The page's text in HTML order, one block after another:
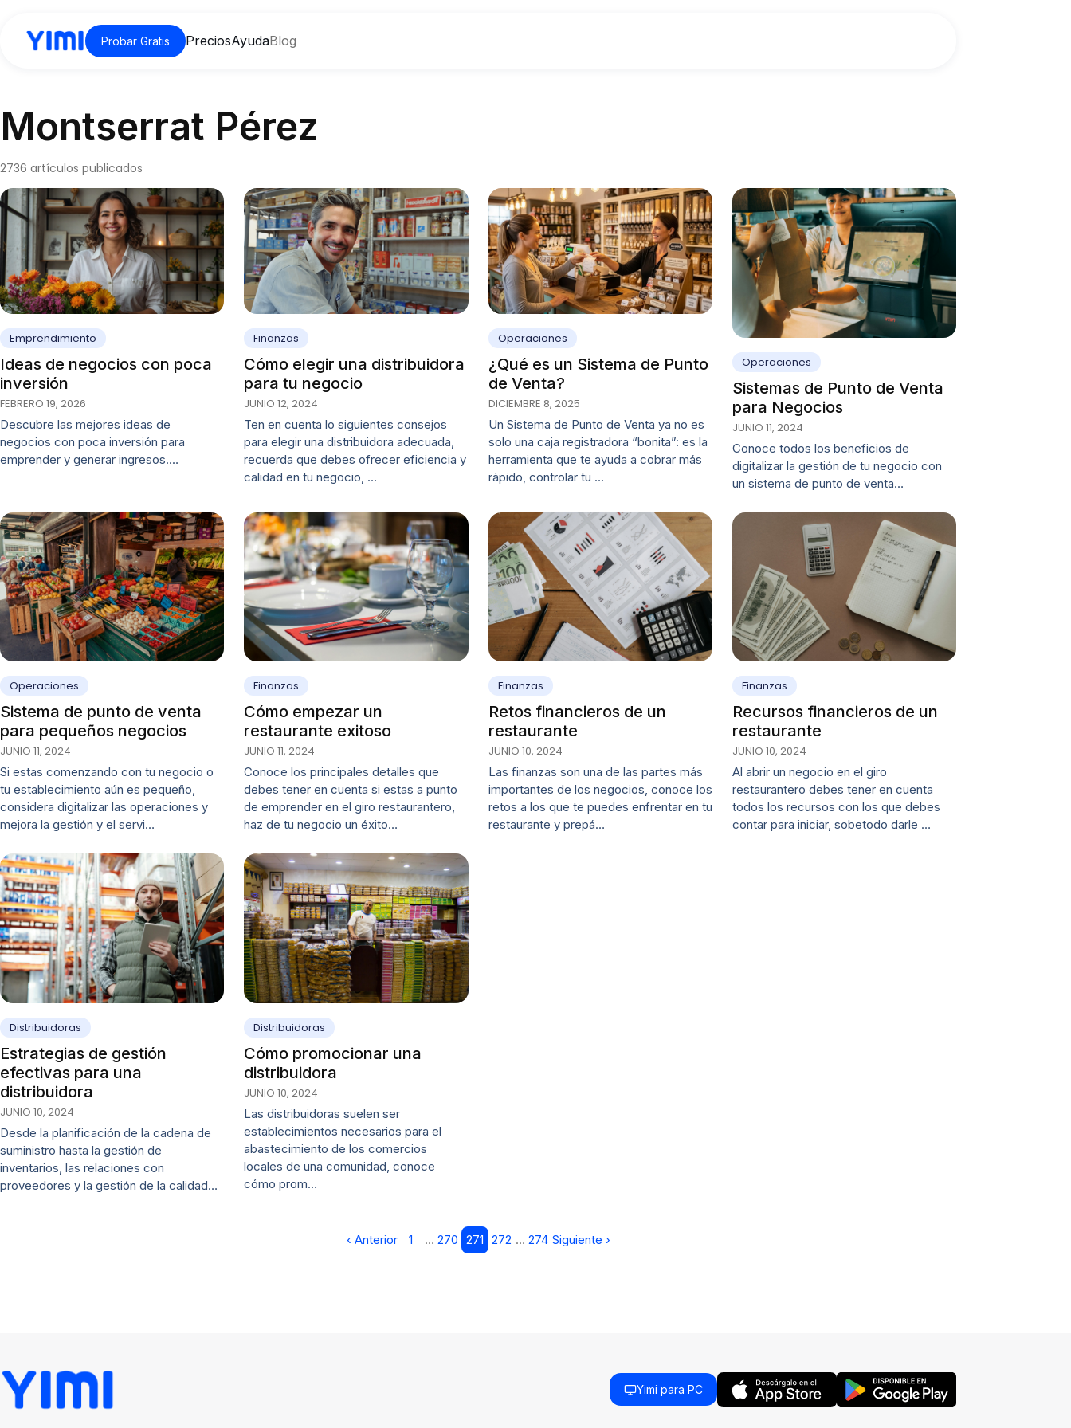
Probar Gratis PreciosAyudaBlog
Montserrat Pérez
2736 artículos publicados
Emprendimiento
Ideas de negocios con poca
inversión
FEBRERO 19, 2026
Descubre las mejores ideas de
negocios con poca inversión para
emprender y generar ingresos.…
Finanzas
Cómo elegir una distribuidora
para tu negocio
JUNIO 12, 2024
Ten en cuenta lo siguientes consejos
para elegir una distribuidora adecuada,
recuerda que debes ofrecer eficiencia y
calidad en tu negocio, …
Operaciones
¿Qué es un Sistema de Punto
de Venta?
DICIEMBRE 8, 2025
Un Sistema de Punto de Venta ya no es
solo una caja registradora “bonita”: es la
herramienta que te ayuda a cobrar más
rápido, controlar tu …
Operaciones
Sistemas de Punto de Venta
para Negocios
JUNIO 11, 2024
Conoce todos los beneficios de
digitalizar la gestión de tu negocio con
un sistema de punto de venta…
Operaciones
Sistema de punto de venta
para pequeños negocios
JUNIO 11, 2024
Si estas comenzando con tu negocio o
tu establecimiento aún es pequeño,
considera digitalizar las operaciones y
mejora la gestión y el servi…
Finanzas
Cómo empezar un
restaurante exitoso
JUNIO 11, 2024
Conoce los principales detalles que
debes tener en cuenta si estas a punto
de emprender en el giro restaurantero,
haz de tu negocio un éxito…
Finanzas
Retos financieros de un
restaurante
JUNIO 10, 2024
Las finanzas son una de las partes más
importantes de los negocios, conoce los
retos a los que te puedes enfrentar en tu
restaurante y prepá…
Finanzas
Recursos financieros de un
restaurante
JUNIO 10, 2024
Al abrir un negocio en el giro
restaurantero debes tener en cuenta
todos los recursos con los que debes
contar para iniciar, sobetodo darle …
Distribuidoras
Estrategias de gestión
efectivas para una
distribuidora
JUNIO 10, 2024
Desde la planificación de la cadena de
suministro hasta la gestión de
inventarios, las relaciones con
proveedores y la gestión de la calidad…
Distribuidoras
Cómo promocionar una
distribuidora
JUNIO 10, 2024
Las distribuidoras suelen ser
establecimientos necesarios para el
abastecimiento de los comercios
locales de una comunidad, conoce
cómo prom…
‹ Anterior 1 … 270 271 272 … 274 Siguiente ›
Yimi para PC